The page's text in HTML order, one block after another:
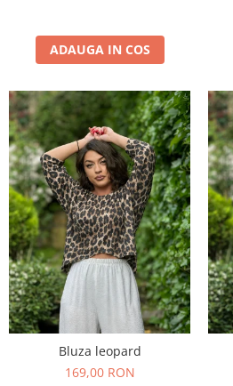
ADAUGA IN COS
Bluza leopard
169,00 RON